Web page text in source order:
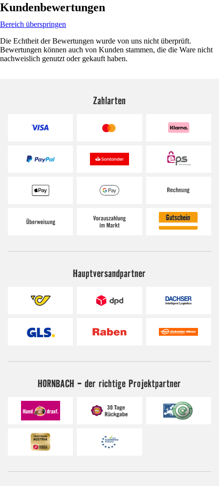
Kundenbewertungen
Bereich überspringen
Die Echtheit der Bewertungen wurde von uns nicht überprüft.
Bewertungen können auch von Kunden stammen, die die Ware nicht
nachweislich genutzt oder gekauft haben.
Zahlarten
Hauptversandpartner
HORNBACH - der richtige Projektpartner